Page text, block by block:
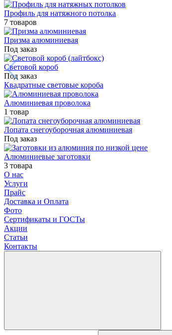
Профиль для натяжного потолка
7 товаров
Призма алюминиевая
Под заказ
Световой короб
Под заказ
Квадратные световые короба
Алюминиевая проволока
1 товар
Лопата снегоуборочная алюминиевая
Под заказ
Алюминиевые заготовки
3 товара
О нас
Услуги
Прайс
Доставка и Оплата
Фото
Сертификаты и ГОСТы
Акции
Статьи
Контакты